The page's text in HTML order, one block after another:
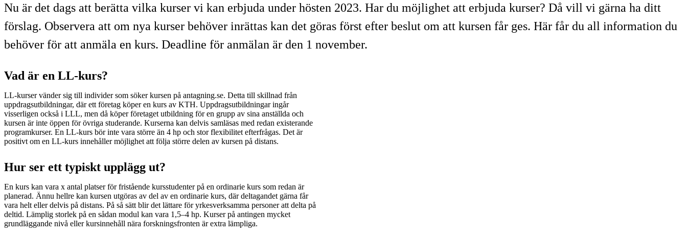
Nu är det dags att berätta vilka kurser vi kan erbjuda under hösten 2023. Har du möjlighet att erbjuda kurser? Då vill vi gärna ha ditt
förslag. Observera att om nya kurser behöver inrättas kan det göras först efter beslut om att kursen får ges. Här får du all information du
behöver för att anmäla en kurs. Deadline för anmälan är den 1 november.
Vad är en LL-kurs?
LL-kurser vänder sig till individer som söker kursen på antagning.se. Detta till skillnad från
uppdragsutbildningar, där ett företag köper en kurs av KTH. Uppdragsutbildningar ingår
visserligen också i LLL, men då köper företaget utbildning för en grupp av sina anställda och
kursen är inte öppen för övriga studerande. Kurserna kan delvis samläsas med redan existerande
programkurser. En LL-kurs bör inte vara större än 4 hp och stor flexibilitet efterfrågas. Det är
positivt om en LL-kurs innehåller möjlighet att följa större delen av kursen på distans.
Hur ser ett typiskt upplägg ut?
En kurs kan vara x antal platser för fristående kursstudenter på en ordinarie kurs som redan är
planerad. Ännu hellre kan kursen utgöras av del av en ordinarie kurs, där deltagandet gärna får
vara helt eller delvis på distans. På så sätt blir det lättare för yrkesverksamma personer att delta på
deltid. Lämplig storlek på en sådan modul kan vara 1,5–4 hp. Kurser på antingen mycket
grundläggande nivå eller kursinnehåll nära forskningsfronten är extra lämpliga.